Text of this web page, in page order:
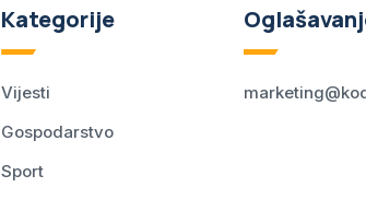
Kategorije
Vijesti
Gospodarstvo
Sport